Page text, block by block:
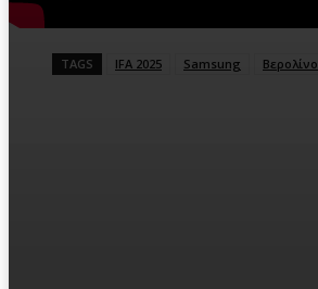
TAGS IFA 2025 Samsung Βερολίνο